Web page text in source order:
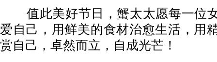
值此美好节日，蟹太太愿每一位
爱自己，用鲜美的食材治愈生活，用
赏自己，卓然而立，自成光芒！